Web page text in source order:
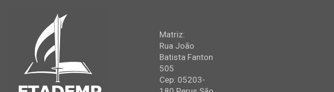
Matriz:
Rua João
Batista Fanton
505
Cep: 05203-